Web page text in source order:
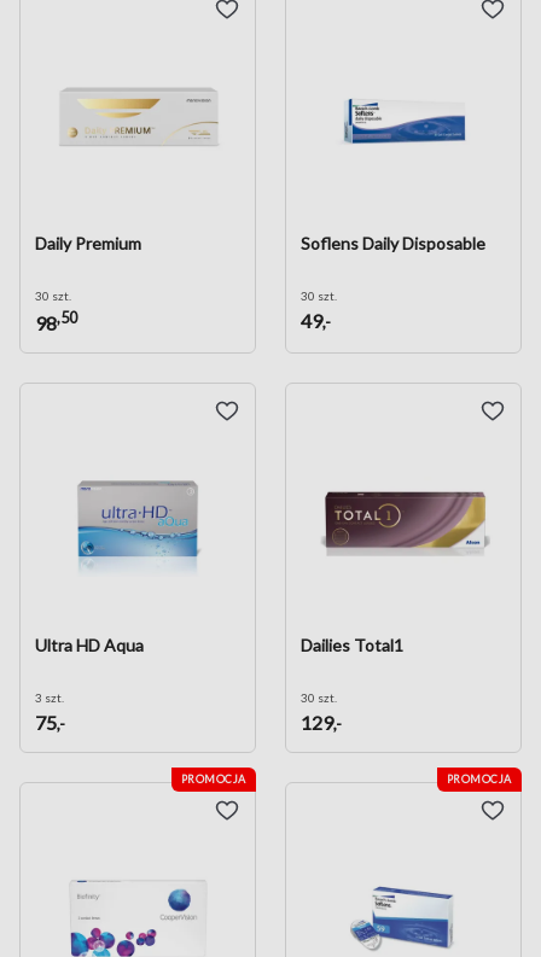
Daily Premium
30 szt.
98,50
Soflens Daily Disposable
30 szt.
49,-
Ultra HD Aqua
3 szt.
75,-
Dailies Total1
30 szt.
129,-
PROMOCJA PROMOCJA